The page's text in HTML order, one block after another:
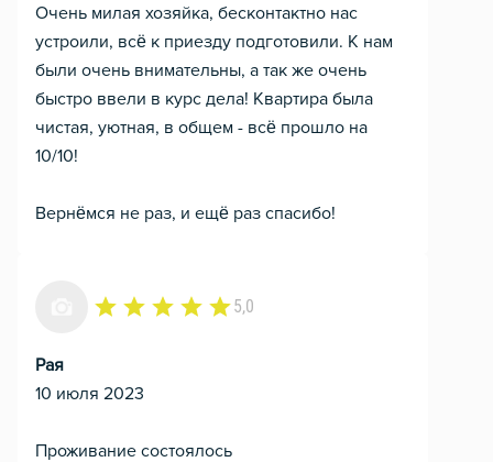
Очень милая хозяйка, бесконтактно нас
устроили, всё к приезду подготовили. К нам
были очень внимательны, а так же очень
быстро ввели в курс дела! Квартира была
чистая, уютная, в общем - всё прошло на
10/10!
Вернёмся не раз, и ещё раз спасибо!
5,0
Рая
10 июля 2023
Проживание состоялось